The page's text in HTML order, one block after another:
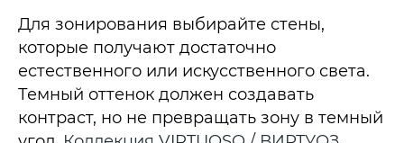
Для зонирования выбирайте стены,
которые получают достаточно
естественного или искусственного света.
Темный оттенок должен создавать
контраст, но не превращать зону в темный